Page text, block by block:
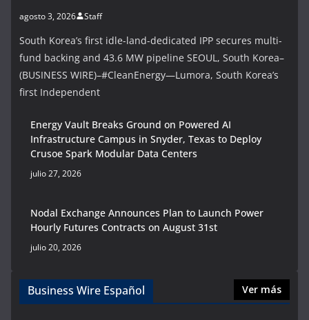
agosto 3, 2026 Staff
South Korea’s first idle-land-dedicated IPP secures multi-
fund backing and 43.6 MW pipeline SEOUL, South Korea–
(BUSINESS WIRE)–#CleanEnergy—Lumora, South Korea’s
first Independent
Energy Vault Breaks Ground on Powered AI
Infrastructure Campus in Snyder, Texas to Deploy
Crusoe Spark Modular Data Centers
julio 27, 2026
Nodal Exchange Announces Plan to Launch Power
Hourly Futures Contracts on August 31st
julio 20, 2026
Business Wire Español Ver más